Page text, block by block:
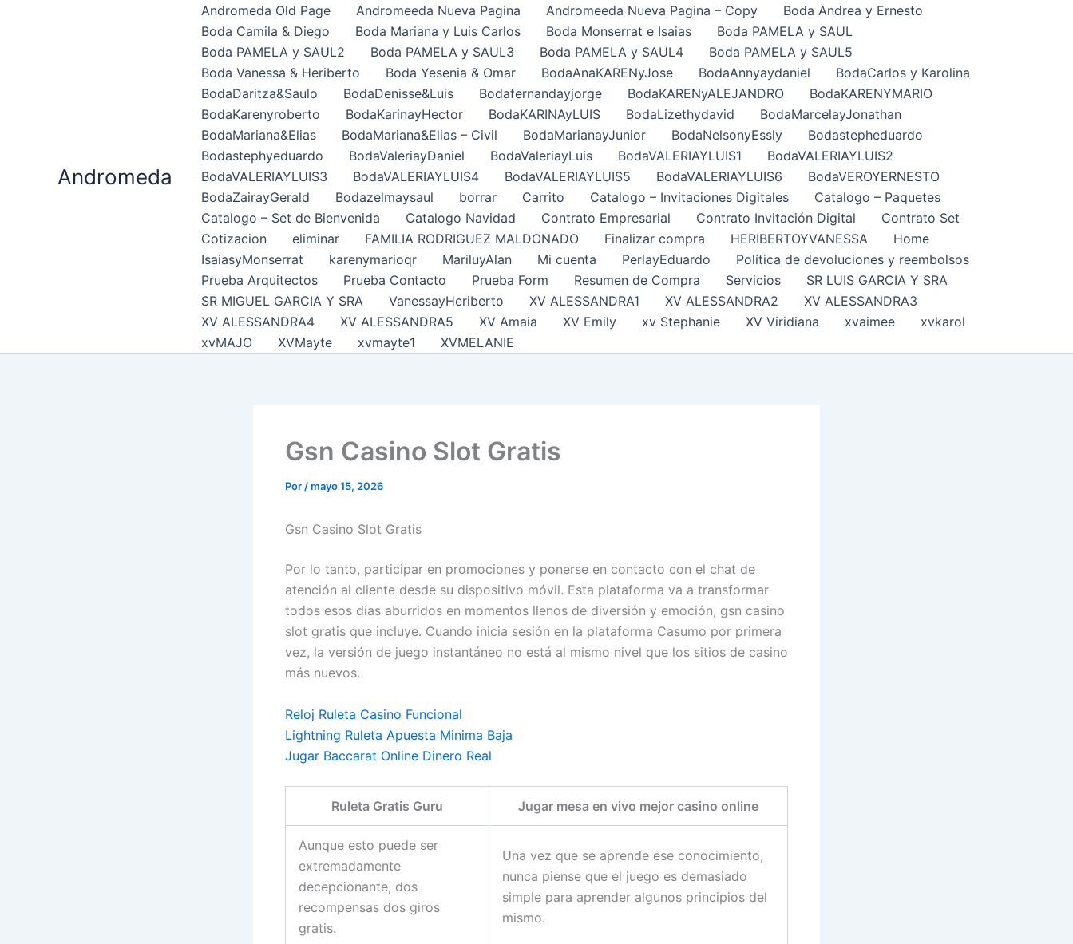
Andromeda
Andromeda Old Page Andromeeda Nueva Pagina Andromeeda Nueva Pagina – Copy
Boda Andrea y Ernesto
Boda Camila & Diego
Boda Mariana y Luis Carlos Boda Monserrat e Isaias
Boda PAMELA y SAUL
Boda PAMELA y SAUL2
Boda PAMELA y SAUL3 Boda PAMELA y SAUL4
Boda PAMELA y SAUL5
Boda Vanessa & Heriberto
Boda Yesenia & Omar BodaAnaKARENyJose BodaAnnyaydaniel
BodaCarlos y Karolina
BodaDaritza&Saulo
BodaDenisse&Luis Bodafernandayjorge BodaKARENyALEJANDRO
BodaKARENYMARIO
BodaKarenyroberto
BodaKarinayHector BodaKARINAyLUIS BodaLizethydavid
BodaMarcelayJonathan
BodaMariana&Elias
BodaMariana&Elias – Civil BodaMarianayJunior BodaNelsonyEssly
Bodastepheduardo
Bodastephyeduardo
BodaValeriayDaniel BodaValeriayLuis BodaVALERIAYLUIS1
BodaVALERIAYLUIS2
BodaVALERIAYLUIS3
BodaVALERIAYLUIS4 BodaVALERIAYLUIS5 BodaVALERIAYLUIS6
BodaVEROYERNESTO
BodaZairayGerald
Bodazelmaysaul borrar Carrito Catalogo – Invitaciones Digitales
Catalogo – Paquetes
Catalogo – Set de Bienvenida
Catalogo Navidad Contrato Empresarial Contrato Invitación Digital
Contrato Set
Cotizacion
eliminar FAMILIA RODRIGUEZ MALDONADO Finalizar compra HERIBERTOYVANESSA
Home
IsaiasyMonserrat
karenymarioqr MariluyAlan Mi cuenta PerlayEduardo
Política de devoluciones y reembolsos
Prueba Arquitectos
Prueba Contacto Prueba Form Resumen de Compra Servicios
SR LUIS GARCIA Y SRA
SR MIGUEL GARCIA Y SRA
VanessayHeriberto XV ALESSANDRA1 XV ALESSANDRA2
XV ALESSANDRA3
XV ALESSANDRA4
XV ALESSANDRA5 XV Amaia XV Emily xv Stephanie XV Viridiana xvaimee
xvkarol
xvMAJO
XVMayte xvmayte1 XVMELANIE
Gsn Casino Slot Gratis
Por /mayo 15, 2026
Gsn Casino Slot Gratis
Por lo tanto, participar en promociones y ponerse en contacto con el chat de
atención al cliente desde su dispositivo móvil. Esta plataforma va a transformar
todos esos días aburridos en momentos llenos de diversión y emoción, gsn casino
slot gratis que incluye. Cuando inicia sesión en la plataforma Casumo por primera
vez, la versión de juego instantáneo no está al mismo nivel que los sitios de casino
más nuevos.
Reloj Ruleta Casino Funcional
Lightning Ruleta Apuesta Minima Baja
Jugar Baccarat Online Dinero Real
Ruleta Gratis Guru Jugar mesa en vivo mejor casino online
Aunque esto puede ser
extremadamente
decepcionante, dos
recompensas dos giros
gratis.
Una vez que se aprende ese conocimiento,
nunca piense que el juego es demasiado
simple para aprender algunos principios del
mismo.